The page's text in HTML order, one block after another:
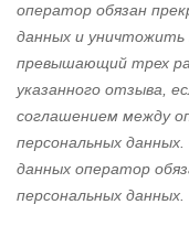
оператор обязан
данных и уничтожить
превышающий трех
указанного отзыва,
соглашением между
персональных
данных оператор
персональных данных.